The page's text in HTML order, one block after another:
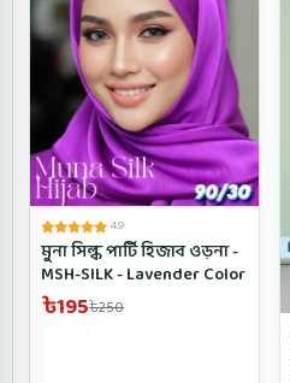
4.9
মুনা সিল্ক পার্টি হিজাব ওড়না -
MSH-SILK - Lavender Color
৳195৳250